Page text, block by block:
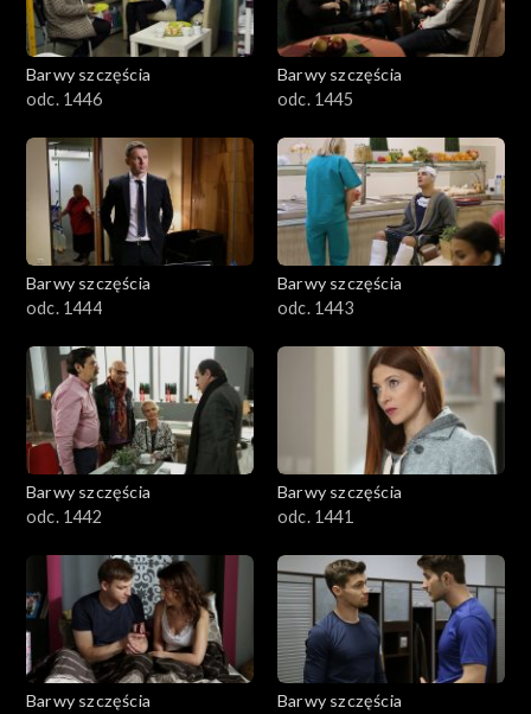
Barwy szczęścia
odc. 1446
Barwy szczęścia
odc. 1445
Barwy szczęścia
odc. 1444
Barwy szczęścia
odc. 1443
Barwy szczęścia
odc. 1442
Barwy szczęścia
odc. 1441
Barwy szczęścia
Barwy szczęścia